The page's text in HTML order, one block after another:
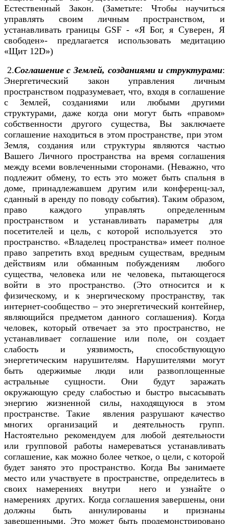
Естественный Закон. (Заметьте: Чтобы научиться
управлять своим личным пространством, и
устанавливать границы GSF - «Я Бог, я Суверен, Я
свободен»- предлагается использовать медитацию
«Щит 12D»)
2.Соглашение с Землей, созданиями и структурами:
Энергетический закон управления личным
пространством подразумевает, что, входя в соглашение
с Землей, созданиями или любыми другими
структурами, даже когда они могут быть «правом»
собственности другого существа, Вы заключаете
соглашение находиться в этом пространстве, при этом
Земля, создания или структуры являются частью
Вашего Личного пространства на время соглашения
между всеми вовлеченными сторонами. (Неважно, что
подлежит обмену, то есть это может быть спальня в
доме, принадлежавшем другим или конференц-зал,
сданный в аренду по поводу события). Таким образом,
право каждого управлять определенным
пространством и устанавливать параметры для
посетителей и цель, с которой используется это
пространство. «Владелец пространства» имеет полное
право запретить вход вредным существам, вредным
действиям или обманным побуждениям любого
существа, человека или не человека, пытающегося
войти в это пространство. (Это относится и к
физическому, и к энергическому пространству, так
интернет-сообщество – это энергетический контейнер,
являющийся предметом данного соглашения). Когда
человек, который отвечает за это пространство, не
устанавливает соглашение или поле, он создает
слабость и уязвимость, способствующую
энергетическим нарушителям. Нарушителями могут
быть одержимые люди или развоплощенные
астральные сущности. Они будут заражать
окружающую среду слабостью и быстро высасывать
энергию жизненной силы, находящуюся в этом
пространстве. Такие явления разрушают качество
многих организаций и деятельность групп.
Настоятельно рекомендуем для любой деятельности
или групповой работы намереваться устанавливать
соглашение, как можно более четкое, о цели, с которой
будет занято это пространство. Когда Вы занимаете
место или участвуете в пространстве, определитесь в
своих намерениях внутри него и узнайте о
намерениях других. Когда соглашения завершены, они
должны быть аннулированы и признаны
завершенными. Это может быть продемонстрировано